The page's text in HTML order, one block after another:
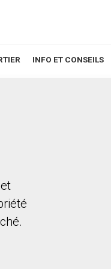
INFO ET CONSEILS